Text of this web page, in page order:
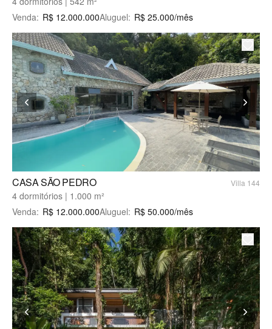
Venda: R$ 12.000.000Aluguel: R$ 25.000/mês
CASA SÃO PEDRO Villa 144
4 dormitórios | 1.000 m²
Venda: R$ 12.000.000Aluguel: R$ 50.000/mês